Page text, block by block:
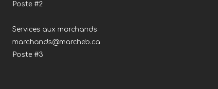
Poste #2
Services aux marchands
marchands@marcheb.ca
Poste #3